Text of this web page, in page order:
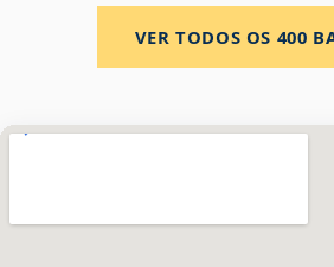
VER TODOS OS 400